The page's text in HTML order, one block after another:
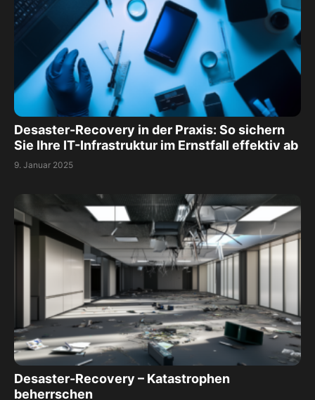
Desaster-Recovery in der Praxis: So sichern
Sie Ihre IT-Infrastruktur im Ernstfall effektiv ab
9. Januar 2025
Desaster-Recovery – Katastrophen
beherrschen